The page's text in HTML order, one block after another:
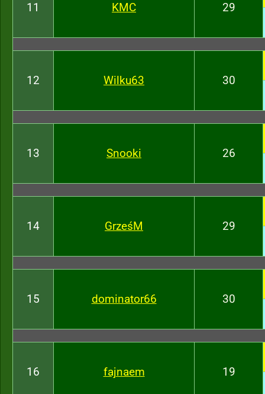
11 KMC 29
12 Wilku63 30
13 Snooki 26
14 GrześM 29
15 dominator66 30
16 fajnaem 19